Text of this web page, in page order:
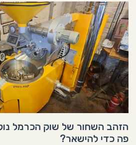
הזהב השחור של שוק הכרמל
פה כדי להישאר?